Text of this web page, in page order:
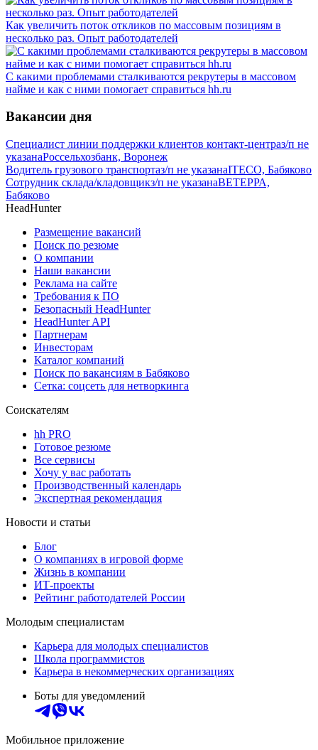
Как увеличить поток откликов по массовым позициям в
несколько раз. Опыт работодателей
С какими проблемами сталкиваются рекрутеры в массовом
найме и как с ними помогает справиться hh.ru
Вакансии дня
Специалист линии поддержки клиентов контакт-центраз/п не
указанаРоссельхозбанк, Воронеж
Водитель грузового транспортаз/п не указанаITECO, Бабяково
Сотрудник склада/кладовщикз/п не указанаВЕТЕРРА,
Бабяково
HeadHunter
Размещение вакансий
Поиск по резюме
О компании
Наши вакансии
Реклама на сайте
Требования к ПО
Безопасный HeadHunter
HeadHunter API
Партнерам
Инвесторам
Каталог компаний
Поиск по вакансиям в Бабяково
Сетка: соцсеть для нетворкинга
Соискателям
hh PRO
Готовое резюме
Все сервисы
Хочу у вас работать
Производственный календарь
Экспертная рекомендация
Новости и статьи
Блог
О компаниях в игровой форме
Жизнь в компании
ИТ-проекты
Рейтинг работодателей России
Молодым специалистам
Карьера для молодых специалистов
Школа программистов
Карьера в некоммерческих организациях
Боты для уведомлений
Мобильное приложение